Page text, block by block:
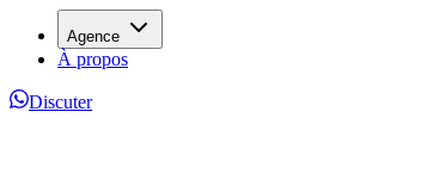
Agence
À propos
Discuter